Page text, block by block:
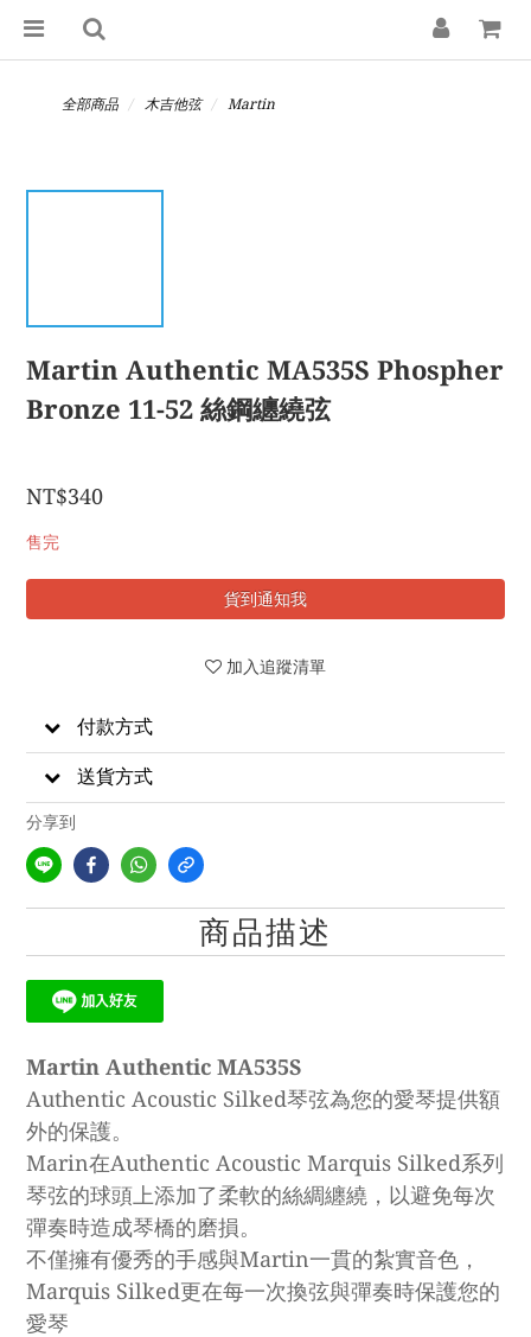
全部商品 木吉他弦 Martin
Martin Authentic MA535S Phospher
Bronze 11-52 絲鋼纏繞弦
NT$340
售完
貨到通知我
加入追蹤清單
付款方式
送貨方式
分享到
商品描述
Martin Authentic MA535S
Authentic Acoustic Silked琴弦為您的愛琴提供額
外的保護。
Marin在Authentic Acoustic Marquis Silked系列
琴弦的球頭上添加了柔軟的絲綢纏繞，以避免每次
彈奏時造成琴橋的磨損。
不僅擁有優秀的手感與Martin一貫的紮實音色，
Marquis Silked更在每一次換弦與彈奏時保護您的
愛琴